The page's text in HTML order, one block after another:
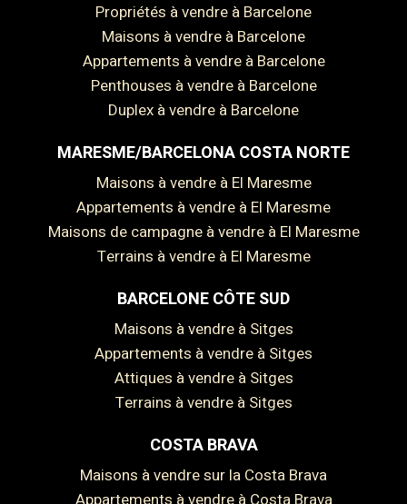
Propriétés à vendre à Barcelone
Maisons à vendre à Barcelone
Appartements à vendre à Barcelone
Penthouses à vendre à Barcelone
Duplex à vendre à Barcelone
MARESME/BARCELONA COSTA NORTE
Maisons à vendre à El Maresme
Appartements à vendre à El Maresme
Maisons de campagne à vendre à El Maresme
Terrains à vendre à El Maresme
BARCELONE CÔTE SUD
Maisons à vendre à Sitges
Appartements à vendre à Sitges
Attiques à vendre à Sitges
Terrains à vendre à Sitges
COSTA BRAVA
Maisons à vendre sur la Costa Brava
Enregistrer les paramètres Tout accepter